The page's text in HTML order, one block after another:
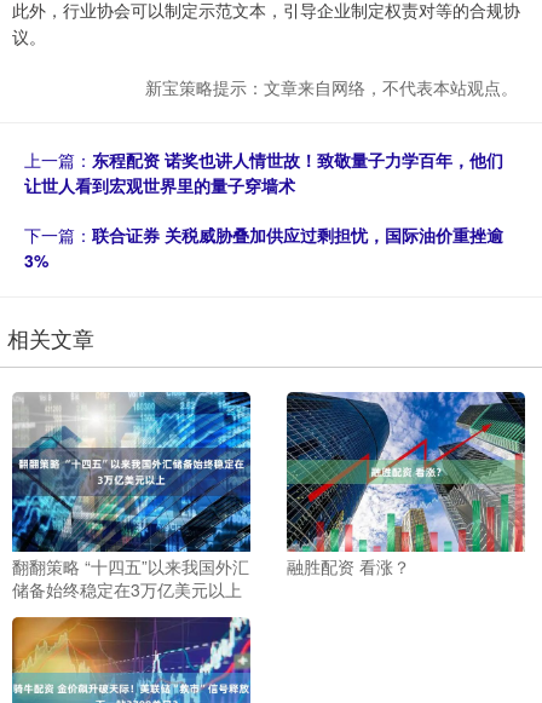
此外，行业协会可以制定示范文本，引导企业制定权责对等的合规协
议。
新宝策略提示：文章来自网络，不代表本站观点。
上一篇： 东程配资 诺奖也讲人情世故！致敬量子力学百年，他们
让世人看到宏观世界里的量子穿墙术
下一篇： 联合证券 关税威胁叠加供应过剩担忧，国际油价重挫逾
3%
相关文章
翻翻策略 “十四五”以来我国外汇
储备始终稳定在3万亿美元以上
融胜配资 看涨？